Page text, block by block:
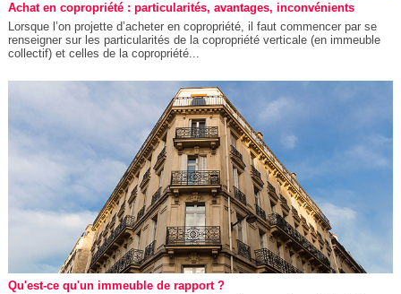
Achat en copropriété : particularités, avantages, inconvénients
Lorsque l’on projette d’acheter en copropriété, il faut commencer par se
renseigner sur les particularités de la copropriété verticale (en immeuble
collectif) et celles de la copropriété...
Qu'est-ce qu'un immeuble de rapport ?